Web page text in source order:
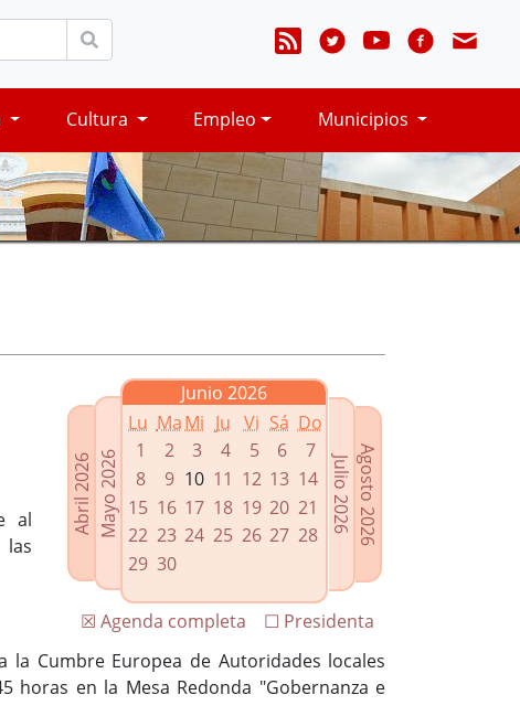
Cultura Empleo Municipios
Abril 2026Mayo 2026
Junio 2026
Lu MaMi Ju Vi Sá Do
1
2 3 4 5 6
7
8
9 10 11 12 13 14
15 16 17 18 19 20 21
22 23 24 25 26 27 28
29 30
Agosto 2026
Julio 2026
☐ Presidenta
☒ Agenda completa
al
las
la Cumbre Europea de Autoridades locales
horas en la Mesa Redonda "Gobernanza e